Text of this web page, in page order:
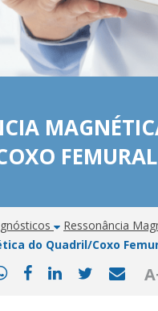
FEMURAL
Ressonância
do Quadril/Coxo